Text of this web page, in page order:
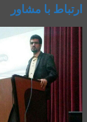
ارتباط با مشاور